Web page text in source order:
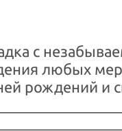
с
любых
рождений и